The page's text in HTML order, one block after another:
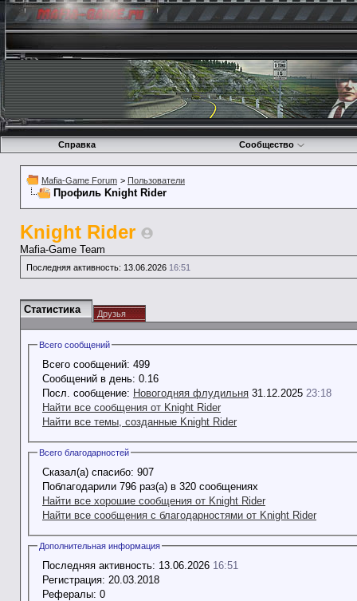
Справка Сообщество
Mafia-Game Forum > Пользователи
Профиль Knight Rider
Knight Rider
Mafia-Game Team
Последняя активность: 13.06.2026 16:51
Статистика Друзья
Всего сообщений
Всего сообщений: 499
Сообщений в день: 0.16
Посл. сообщение: Новогодняя флудильня 31.12.2025 23:18
Найти все сообщения от Knight Rider
Найти все темы, созданные Knight Rider
Всего благодарностей
Сказал(а) спасибо: 907
Поблагодарили 796 раз(а) в 320 сообщениях
Найти все хорошие сообщения от Knight Rider
Найти все сообщения с благодарностями от Knight Rider
Дополнительная информация
Последняя активность: 13.06.2026 16:51
Регистрация: 20.03.2018
Рефералы: 0